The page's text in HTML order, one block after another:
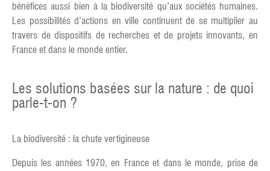
bénéfices aussi bien à la biodiversité qu’aux sociétés humaines.
Les possibilités d’actions en ville continuent de se multiplier au
travers de dispositifs de recherches et de projets innovants, en
France et dans le monde entier.
Les solutions basées sur la nature : de quoi
parle-t-on ?
La biodiversité : la chute vertigineuse
Depuis les années 1970, en France et dans le monde, prise de